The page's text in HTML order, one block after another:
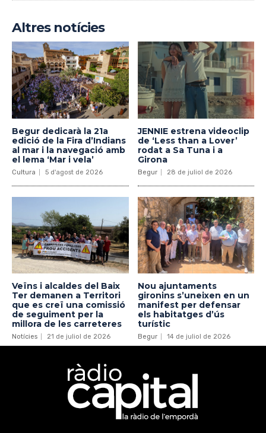
Altres notícies
Begur dedicarà la 21a
edició de la Fira d’Indians
al mar i la navegació amb
el lema ‘Mar i vela’
Cultura 5 d'agost de 2026
JENNIE estrena videoclip
de ‘Less than a Lover’
rodat a Sa Tuna i a
Girona
Begur 28 de juliol de 2026
Veïns i alcaldes del Baix
Ter demanen a Territori
que es creï una comissió
de seguiment per la
millora de les carreteres
Notícies 21 de juliol de 2026
Nou ajuntaments
gironins s’uneixen en un
manifest per defensar
els habitatges d’ús
turístic
Begur 14 de juliol de 2026